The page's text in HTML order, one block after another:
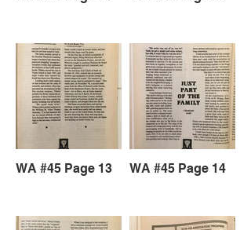
WA #45 Page 13 WA #45 Page 14